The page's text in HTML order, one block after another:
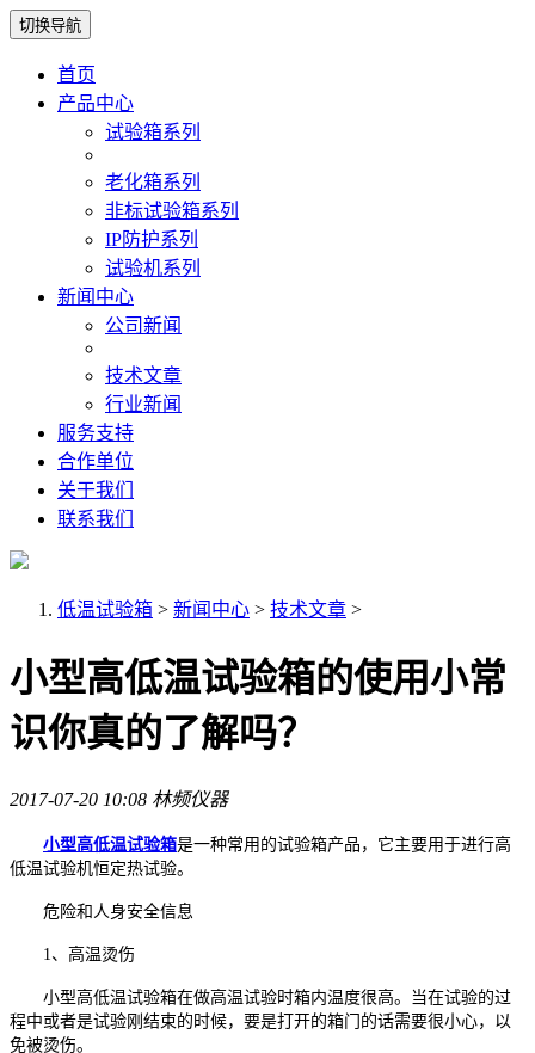
切换导航
首页
产品中心
试验箱系列
老化箱系列
非标试验箱系列
IP防护系列
试验机系列
新闻中心
公司新闻
技术文章
行业新闻
服务支持
合作单位
关于我们
联系我们
低温试验箱 > 新闻中心 > 技术文章 >
小型高低温试验箱的使用小常
识你真的了解吗？
2017-07-20 10:08 林频仪器
小型高低温试验箱是一种常用的试验箱产品，它主要用于进行高
低温试验机恒定热试验。
危险和人身安全信息
1、高温烫伤
小型高低温试验箱在做高温试验时箱内温度很高。当在试验的过
程中或者是试验刚结束的时候，要是打开的箱门的话需要很小心，以
免被烫伤。